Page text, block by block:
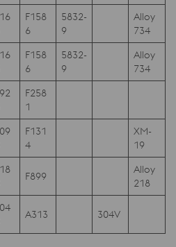
F158
6
5832-
9
Alloy
734
F158
6
5832-
9
Alloy
734
F258
1
F131
4
XM-
19
F899
Alloy
218
A313 304V